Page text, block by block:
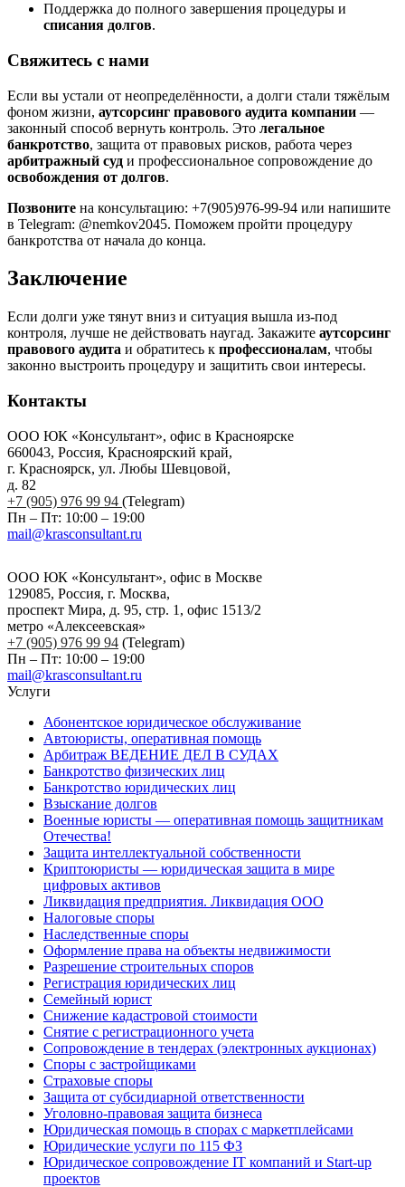
Поддержка до полного завершения процедуры и
списания долгов.
Свяжитесь с нами
Если вы устали от неопределённости, а долги стали тяжёлым
фоном жизни, аутсорсинг правового аудита компании —
законный способ вернуть контроль. Это легальное
банкротство, защита от правовых рисков, работа через
арбитражный суд и профессиональное сопровождение до
освобождения от долгов.
Позвоните на консультацию: +7(905)976-99-94 или напишите
в Telegram: @nemkov2045. Поможем пройти процедуру
банкротства от начала до конца.
Заключение
Если долги уже тянут вниз и ситуация вышла из-под
контроля, лучше не действовать наугад. Закажите аутсорсинг
правового аудита и обратитесь к профессионалам, чтобы
законно выстроить процедуру и защитить свои интересы.
Контакты
ООО ЮК «Консультант», офис в Красноярске
660043, Россия, Красноярский край,
г. Красноярск, ул. Любы Шевцовой,
д. 82
+7 (905) 976 99 94 (Telegram)
Пн – Пт: 10:00 – 19:00
mail@krasconsultant.ru
ООО ЮК «Консультант», офис в Москве
129085, Россия, г. Москва,
проспект Мира, д. 95, стр. 1, офис 1513/2
метро «Алексеевская»
+7 (905) 976 99 94 (Telegram)
Пн – Пт: 10:00 – 19:00
mail@krasconsultant.ru
Услуги
Абонентское юридическое обслуживание
Автоюристы, оперативная помощь
Арбитраж ВЕДЕНИЕ ДЕЛ В СУДАХ
Банкротство физических лиц
Банкротство юридических лиц
Взыскание долгов
Военные юристы — оперативная помощь защитникам
Отечества!
Защита интеллектуальной собственности
Криптоюристы — юридическая защита в мире
цифровых активов
Ликвидация предприятия. Ликвидация ООО
Налоговые споры
Наследственные споры
Оформление права на объекты недвижимости
Разрешение строительных споров
Регистрация юридических лиц
Семейный юрист
Снижение кадастровой стоимости
Снятие с регистрационного учета
Сопровождение в тендерах (электронных аукционах)
Споры с застройщиками
Страховые споры
Защита от субсидиарной ответственности
Уголовно-правовая защита бизнеса
Юридическая помощь в спорах с маркетплейсами
Юридические услуги по 115 ФЗ
Юридическое сопровождение IT компаний и Start-up
проектов